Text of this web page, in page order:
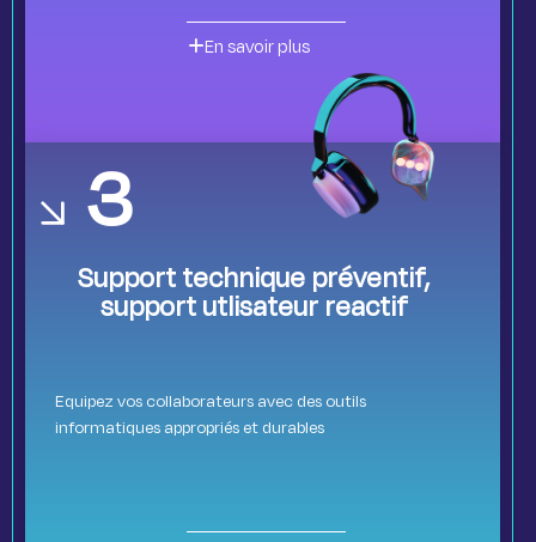
En savoir plus
3
Support technique préventif,
support utlisateur reactif
Equipez vos collaborateurs avec des outils
informatiques appropriés et durables